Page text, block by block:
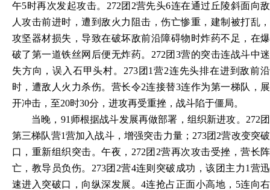
午5时再次发起攻击。272团2营先头6连在通过丘陵斜面向敌
人攻击前进时，遭到敌火力阻击，伤亡惨重，建制被打乱，
攻坚器材损失，导致在破坏敌前沿障碍物时炸药不足，在爆
破了第一道铁丝网后便无炸药。272团3营的突击连战斗中迷
失方向，误入石甲头村。273团1营2连先头排在进到敌前沿
时，遭敌人火力杀伤。营长令2连接替3连作为第一梯队，展
开冲击，至20时30分，进攻再受重挫，战斗陷于僵局。
当晚， 91师根据战斗发展再做部署，组织新进攻。272团
第三梯队营1营加入战斗，增强突击力量；273团2营改变突破
口，重新组织突击。午夜，272团2营再次攻击受挫，营长阵
亡，教导员负伤。273团2营4连则突破成功，该团主力1营迅
速进入突破口，向纵深发展。4连抢占正面小高地，5连向右